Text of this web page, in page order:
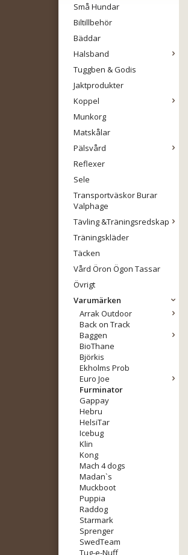
Små Hundar
Biltillbehör
Bäddar
Halsband
Tuggben & Godis
Jaktprodukter
Koppel
Munkorg
Matskålar
Pälsvård
Reflexer
Sele
Transportväskor Burar
Valphage
Tävling &Träningsredskap
Träningskläder
Täcken
Vård Öron Ögon Tassar
Övrigt
Varumärken
Arrak Outdoor
Back on Track
Baggen
BioThane
Björkis
Ekholms Prob
Euro Joe
Furminator
Gappay
Hebru
HelsiTar
Icebug
Klin
Kong
Mach 4 dogs
Madan`s
Muckboot
Puppia
Raddog
Starmark
Sprenger
SwedTeam
Tug-e-Nuff